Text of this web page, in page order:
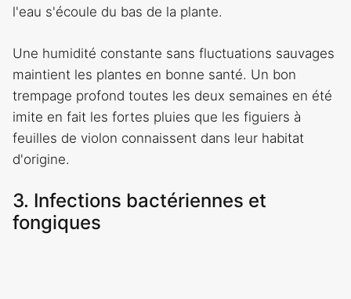
l'eau s'écoule du bas de la plante.
Une humidité constante sans fluctuations sauvages
maintient les plantes en bonne santé. Un bon
trempage profond toutes les deux semaines en été
imite en fait les fortes pluies que les figuiers à
feuilles de violon connaissent dans leur habitat
d'origine.
3. Infections bactériennes et
fongiques